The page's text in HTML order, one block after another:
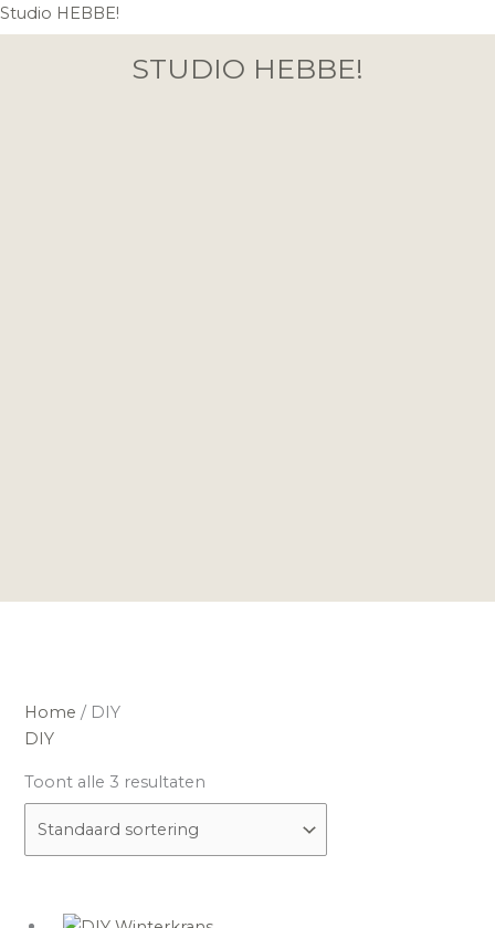
Ga
naar
Studio HEBBE!
STUDIO HEBBE!
Home / DIY
DIY
Toont alle 3 resultaten